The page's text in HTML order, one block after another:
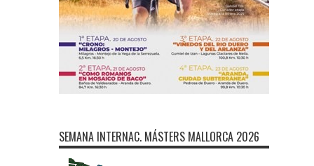
SEMANA INTERNAC. MÁSTERS MALLORCA 2026